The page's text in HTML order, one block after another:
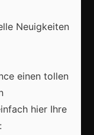
Kostüme und
Kultur und
entdecken
Neuigkeiten
einen tollen
hier Ihre